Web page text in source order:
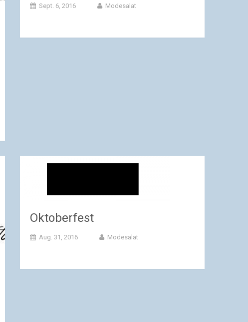
Sept. 6, 2016 Modesalat
Oktoberfest
Aug. 31, 2016 Modesalat